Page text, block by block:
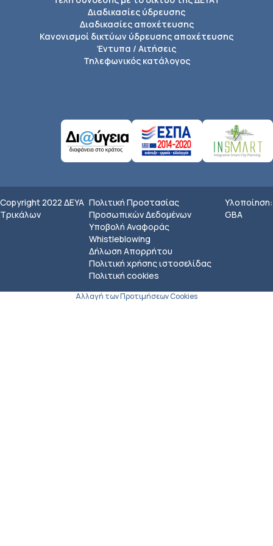
Διαδικασίες ύδρευσης
Διαδικασίες αποχέτευσης
Κανονισμοί δικτύων ύδρευσης αποχέτευσης
Έντυπα / Αιτήσεις
Τηλεφωνικός κατάλογος
Copyright 2022 ΔEYA
Τρικάλων
Πολιτική Προστασίας
Προσωπικών Δεδομένων
Υποβολή Αναφοράς
Whistleblowing
Δήλωση Απορρήτου
Πολιτική χρήσης ιστοσελίδας
Πολιτική cookies
Υλοποίηση:
GBA
Αλλαγή των Προτιμήσεων Cookies